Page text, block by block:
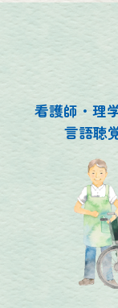
看護師・理
言語聴